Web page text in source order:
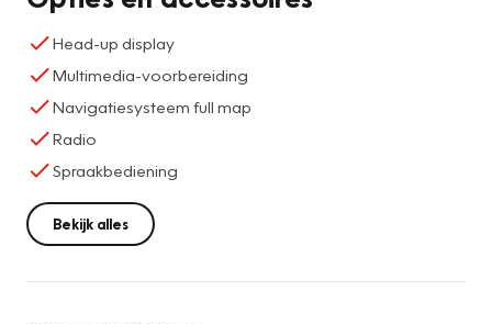
Head-up display
Multimedia-voorbereiding
Navigatiesysteem full map
Radio
Spraakbediening
Bekijk alles